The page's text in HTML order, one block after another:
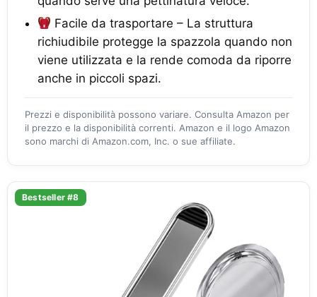
Facile da trasportare – La struttura
richiudibile protegge la spazzola quando non
viene utilizzata e la rende comoda da riporre
anche in piccoli spazi.
Prezzi e disponibilità possono variare. Consulta Amazon per
il prezzo e la disponibilità correnti. Amazon e il logo Amazon
sono marchi di Amazon.com, Inc. o sue affiliate.
Bestseller #8